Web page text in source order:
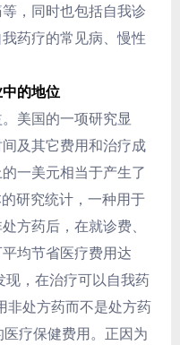
，同时也包括自我诊
药疗的常见病、慢性
的地位
美国的一项研究显
及其它费用和治疗成
一美元相当于产生了
研究统计，一种用于
方药后，在就诊费、
均节省医疗费用达
，在治疗可以自我药
非处方药而不是处方药
疗保健费用。正因为